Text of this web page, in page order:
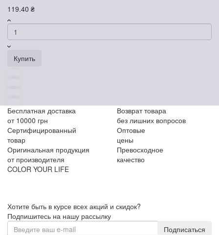
119.40 ₴
Купить
Бесплатная доставка
от 10000 грн
Возврат товара
без лишних вопросов
Сертифицированный
товар
Оптовые
цены
Оригинальная продукция
от производителя
Превосходное
качество
COLOR YOUR LIFE
Хотите быть в курсе всех акций и скидок?
Подпишитесь на нашу рассылку
Подписаться